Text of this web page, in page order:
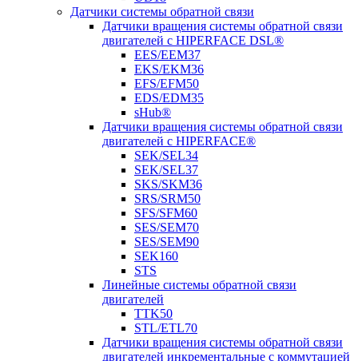
Датчики системы обратной связи
Датчики вращения системы обратной связи
двигателей с HIPERFACE DSL®
EES/EEM37
EKS/EKM36
EFS/EFM50
EDS/EDM35
sHub®
Датчики вращения системы обратной связи
двигателей с HIPERFACE®
SEK/SEL34
SEK/SEL37
SKS/SKM36
SRS/SRM50
SFS/SFM60
SES/SEM70
SES/SEM90
SEK160
STS
Линейные системы обратной связи
двигателей
TTK50
STL/ETL70
Датчики вращения системы обратной связи
двигателей инкрементальные с коммутацией